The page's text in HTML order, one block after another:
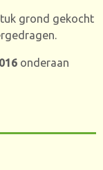
grond gekocht
onderaan